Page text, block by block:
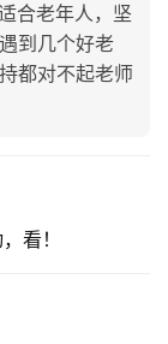
合老年人，坚
到几个好老
都对不起老师
看！